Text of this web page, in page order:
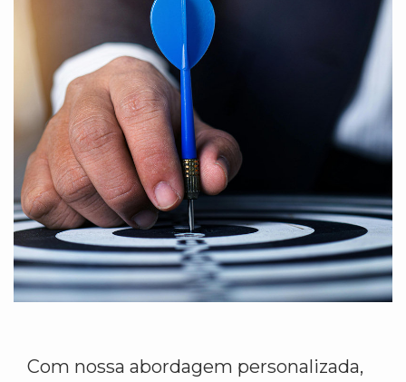
Com nossa abordagem personalizada,